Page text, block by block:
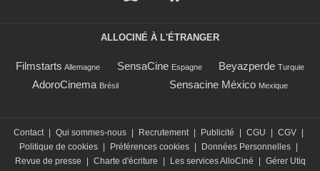
ALLOCINÉ À L'ÉTRANGER
Filmstarts Allemagne SensaCine Espagne Beyazperde Turquie
AdoroCinema Brésil Sensacine México Mexique
Contact | Qui sommes-nous | Recrutement | Publicité | CGU | CGV |
Politique de cookies | Préférences cookies | Données Personnelles |
Revue de presse
| Charte d'écriture | Les services AlloCiné | Gérer Utiq